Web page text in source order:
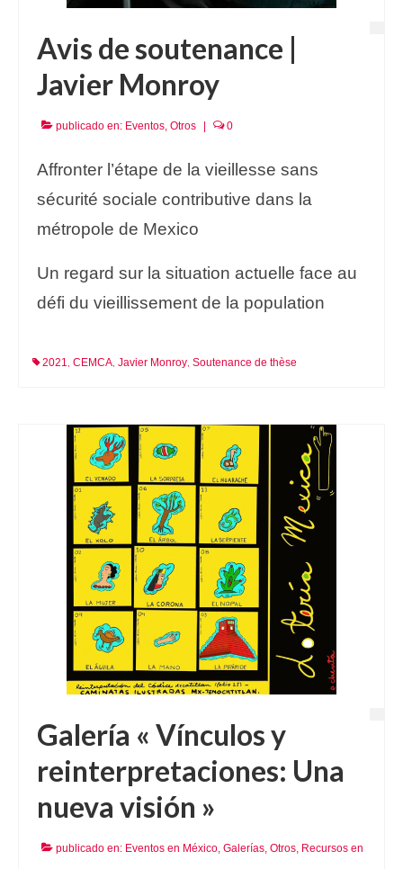
Avis de soutenance |
Javier Monroy
publicado en: Eventos, Otros 0
Affronter l’étape de la vieillesse sans
sécurité sociale contributive dans la
métropole de Mexico
Un regard sur la situation actuelle face au
défi du vieillissement de la population
2021, CEMCA, Javier Monroy, Soutenance de thèse
Galería « Vínculos y
reinterpretaciones: Una
nueva visión »
publicado en: Eventos en México, Galerías, Otros, Recursos en